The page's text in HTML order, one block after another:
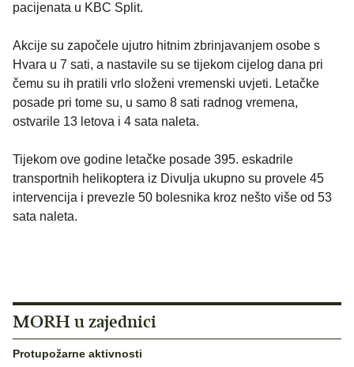
pacijenata u KBC Split.
Akcije su započele ujutro hitnim zbrinjavanjem osobe s
Hvara u 7 sati, a nastavile su se tijekom cijelog dana pri
čemu su ih pratili vrlo složeni vremenski uvjeti. Letačke
posade pri tome su, u samo 8 sati radnog vremena,
ostvarile 13 letova i 4 sata naleta.
Tijekom ove godine letačke posade 395. eskadrile
transportnih helikoptera iz Divulja ukupno su provele 45
intervencija i prevezle 50 bolesnika kroz nešto više od 53
sata naleta.
MORH u zajednici
Protupožarne aktivnosti